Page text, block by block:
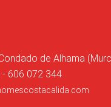
de Alhama
606 072 344